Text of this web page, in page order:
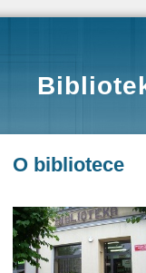
O bibliotece